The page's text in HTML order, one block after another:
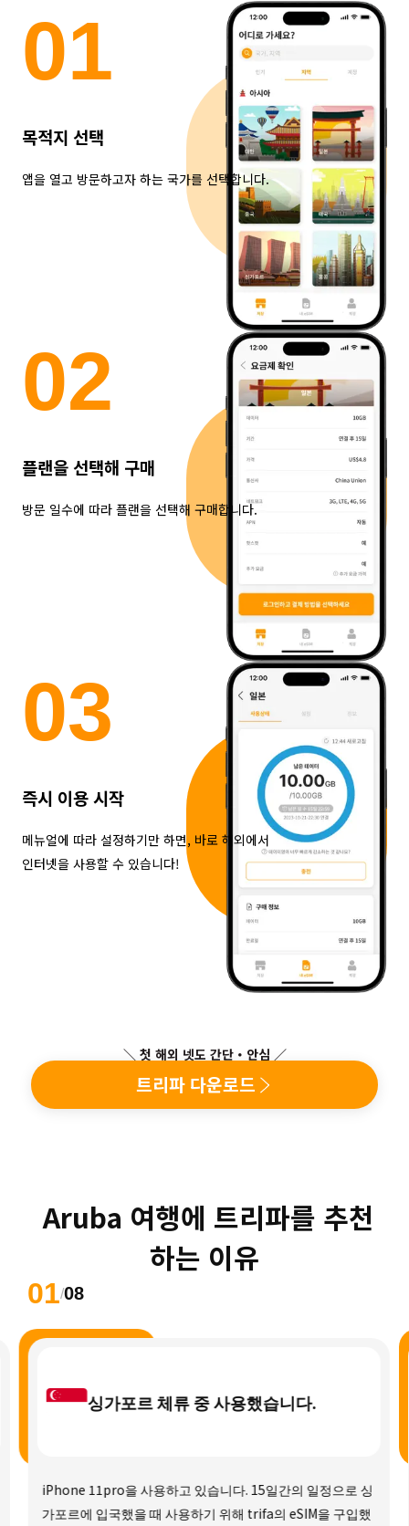
01
목적지 선택
앱을 열고 방문하고자 하는 국가를 선택합니다.
02
플랜을 선택해 구매
방문 일수에 따라 플랜을 선택해 구매합니다.
03
즉시 이용 시작
메뉴얼에 따라 설정하기만 하면, 바로 해외에서
인터넷을 사용할 수 있습니다!
＼ 첫 해외 넷도 간단・안심 ／
트리파 다운로드
Aruba 여행에 트리파를 추천
하는 이유
01/08
싱가포르 체류 중 사용했습니다.
iPhone 11pro을 사용하고 있습니다. 15일간의 일정으로 싱
가포르에 입국했을 때 사용하기 위해 trifa의 eSIM을 구입했